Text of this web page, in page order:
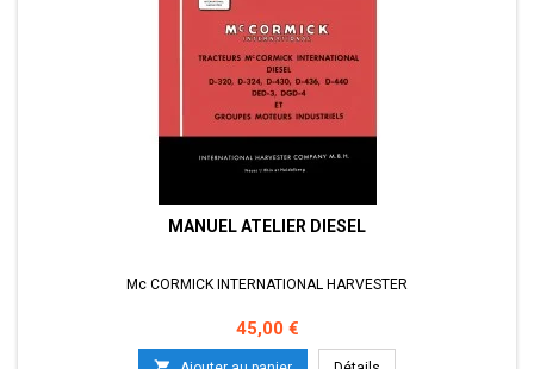
MANUEL ATELIER DIESEL
Mc CORMICK INTERNATIONAL HARVESTER
Prix
45,00 €